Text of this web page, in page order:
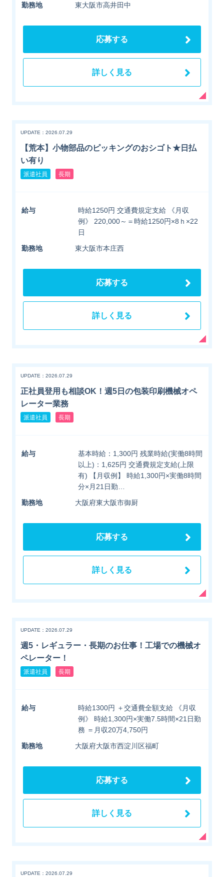
勤務地 東大阪市高井田中
応募する
詳しく見る
UPDATE：2026.07.29
【荒本】小物部品のピッキングのおシゴト★日払
い有り
派遣社員 長期
給与
時給1250円 交通費規定支給 《月収
例》 220,000～＝時給1250円×8ｈ×22
日
勤務地
東大阪市本庄西
応募する
詳しく見る
UPDATE：2026.07.29
正社員登用も相談OK！週5日の包装印刷機械オペ
レーター業務
派遣社員 長期
給与
基本時給：1,300円 残業時給(実働8時間
以上)：1,625円 交通費規定支給(上限
有) 【月収例】 時給1,300円×実働8時間
分×月21日勤…
勤務地
大阪府東大阪市御厨
応募する
詳しく見る
UPDATE：2026.07.29
週5・レギュラー・長期のお仕事！工場での機械オ
ペレーター！
派遣社員 長期
給与
時給1300円 ＋交通費全額支給 《月収
例》 時給1,300円×実働7.5時間×21日勤
務 ＝月収20万4,750円
勤務地
大阪府大阪市西淀川区福町
応募する
詳しく見る
UPDATE：2026.07.29